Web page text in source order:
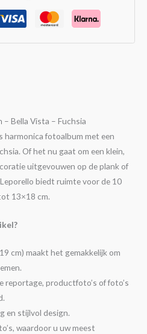
Bella Vista – Fuchsia
harmonica fotoalbum met een
Of het nu gaat om een klein,
uitgevouwen op de plank of
biedt ruimte voor de 10
13×18 cm.
cm) maakt het gemakkelijk om
reportage, productfoto’s of foto’s
en stijlvol design.
waardoor u uw meest